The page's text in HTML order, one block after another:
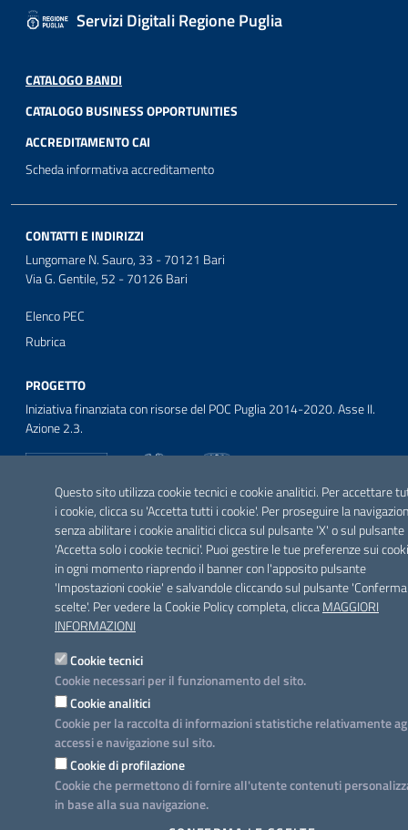
Questo sito utilizza cookie tecnici e cookie analitici. Per accettare
i cookie, clicca su 'Accetta tutti i cookie'. Per proseguire la
senza abilitare i cookie analitici clicca sul pulsante 'X' o sul pulsante
'Accetta solo i cookie tecnici'. Puoi gestire le tue preferenze sui
in ogni momento riaprendo il banner con l'apposito pulsante
'Impostazioni cookie' e salvandole cliccando sul pulsante
scelte'. Per vedere la Cookie Policy completa, cliccaMAGGIORI
INFORMAZIONI
Cookie tecnici
Cookie necessari per il funzionamento del sito.
Cookie analitici
Cookie per la raccolta di informazioni statistiche relativamente
accessi e navigazione sul sito.
Cookie di profilazione
Cookie che permettono di fornire all'utente contenuti
in base alla sua navigazione.
Servizi Digitali Regione Puglia
CATALOGO BANDI
CATALOGO BUSINESS OPPORTUNITIES
ACCREDITAMENTO CAI
Scheda informativa accreditamento
CONTATTI E INDIRIZZI
Lungomare N. Sauro, 33 - 70121 Bari
Via G. Gentile, 52 - 70126 Bari
Elenco PEC
Rubrica
PROGETTO
Iniziativa finanziata con risorse del POC Puglia 2014-2020. Asse II.
Azione 2.3.
SEGUICI SU
FacebookTwitter Youtube InstagramLinkedin